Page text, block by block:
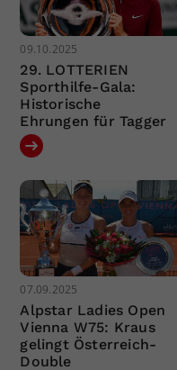
09.10.2025
29. LOTTERIEN
Sporthilfe-Gala:
Historische
Ehrungen für Tagger
07.09.2025
Alpstar Ladies Open
Vienna W75: Kraus
gelingt Österreich-
Double